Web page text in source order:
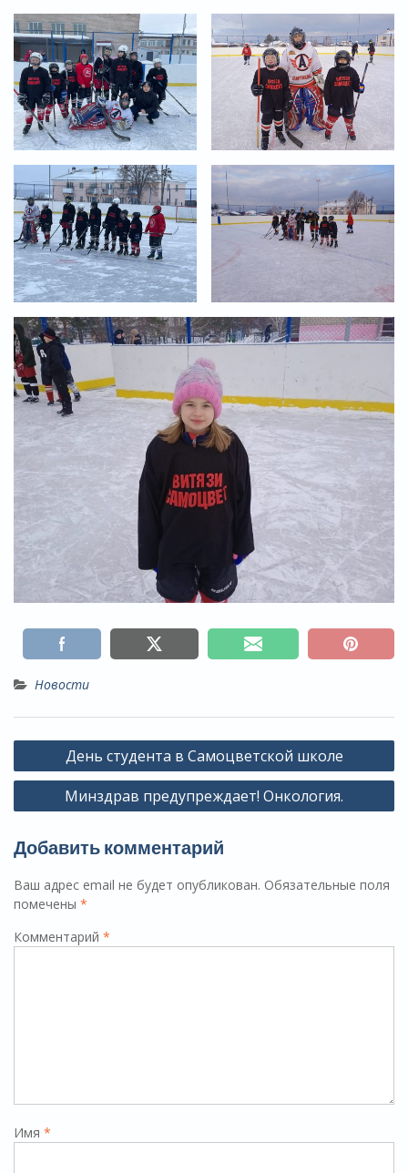
Новости
Навигация
по
записям
День студента в Самоцветской школе
Минздрав предупреждает! Онкология.
Добавить комментарий
Ваш адрес email не будет опубликован. Обязательные поля
помечены *
Комментарий *
Имя *